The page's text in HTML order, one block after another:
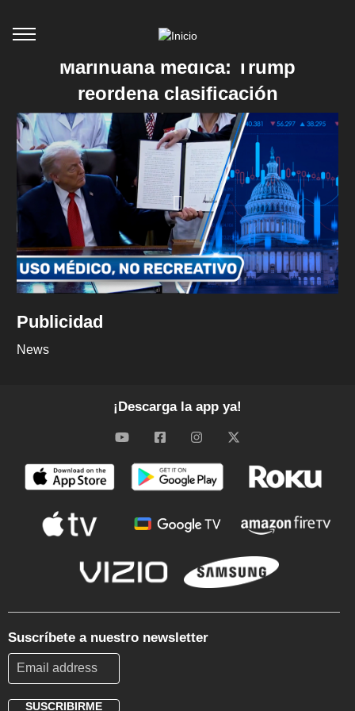
Marihuana médica: Trump
reordena clasificación
Publicidad
News
¡Descarga la app ya!
Suscríbete a nuestro newsletter
SUSCRIBIRME